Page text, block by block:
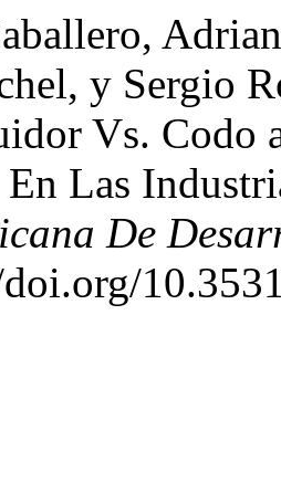
y Sergio
Vs. Codo
Las
De